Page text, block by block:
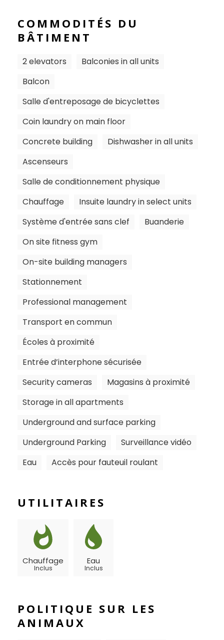
COMMODITÉS DU
BÂTIMENT
2 elevators
Balconies in all units
Balcon
Salle d'entreposage de bicyclettes
Coin laundry on main floor
Concrete building
Dishwasher in all units
Ascenseurs
Salle de conditionnement physique
Chauffage
Insuite laundry in select units
Système d'entrée sans clef
Buanderie
On site fitness gym
On-site building managers
Stationnement
Professional management
Transport en commun
Écoles à proximité
Entrée d’interphone sécurisée
Security cameras
Magasins à proximité
Storage in all apartments
Underground and surface parking
Underground Parking
Surveillance vidéo
Eau
Accès pour fauteuil roulant
UTILITAIRES
Chauffage
Inclus
Eau
Inclus
POLITIQUE SUR LES
ANIMAUX